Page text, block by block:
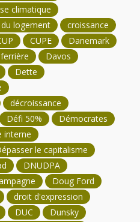
climatique
logement
croissance
CUPE
Danemark
Davos
Dette
décroissance
Défi 50%
Démocrates
interne
le capitalisme
DNUDPA
Doug Ford
droit d'expression
DUC
Dunsky